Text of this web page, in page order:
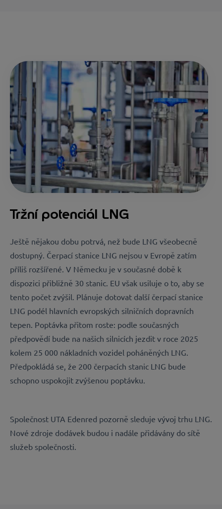
Tržní potenciál LNG
Ještě nějakou dobu potrvá, než bude LNG všeobecně
dostupný. Čerpací stanice LNG nejsou v Evropě zatím
příliš rozšířené. V Německu je v současné době k
dispozici přibližně 30 stanic. EU však usiluje o to, aby se
tento počet zvýšil. Plánuje dotovat další čerpací stanice
LNG podél hlavních evropských silničních dopravních
tepen. Poptávka přitom roste: podle současných
předpovědí bude na našich silnicích jezdit v roce 2025
kolem 25 000 nákladních vozidel poháněných LNG.
Předpokládá se, že 200 čerpacích stanic LNG bude
schopno uspokojit zvýšenou poptávku.
Společnost UTA Edenred pozorně sleduje vývoj trhu LNG.
Nové zdroje dodávek budou i nadále přidávány do sítě
služeb společnosti.